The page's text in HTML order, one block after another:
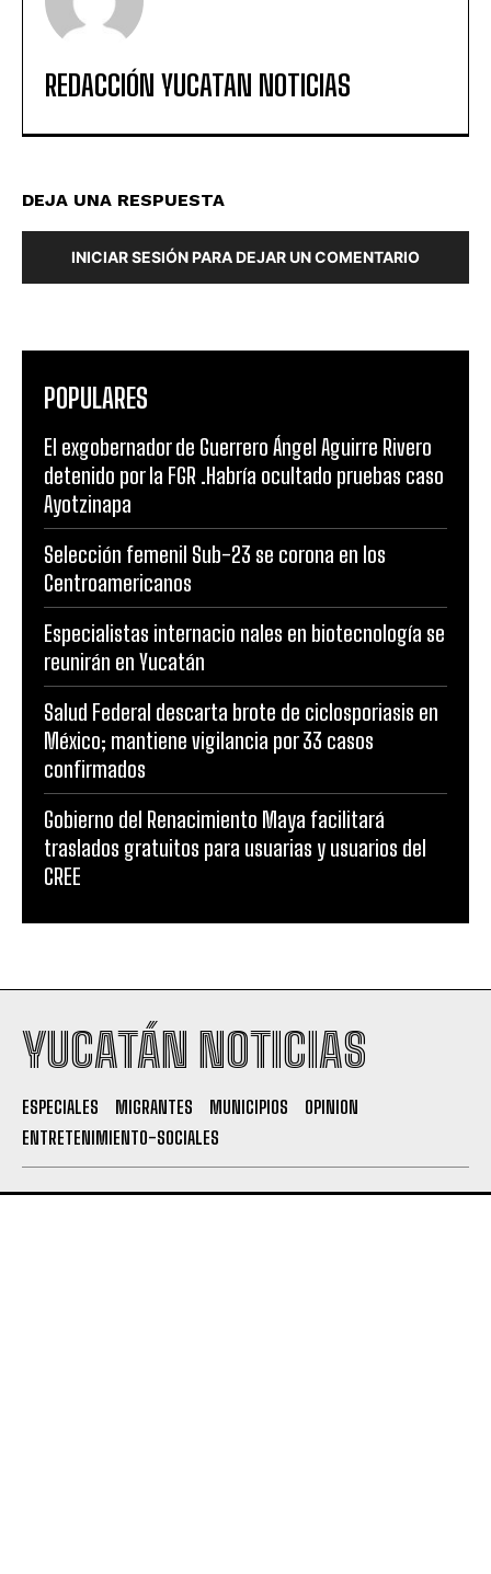
REDACCIÓN YUCATAN NOTICIAS
DEJA UNA RESPUESTA
INICIAR SESIÓN PARA DEJAR UN COMENTARIO
POPULARES
El exgobernador de Guerrero Ángel Aguirre Rivero
detenido por la FGR .Habría ocultado pruebas caso
Ayotzinapa
Selección femenil Sub-23 se corona en los
Centroamericanos
Especialistas internacio nales en biotecnología se
reunirán en Yucatán
Salud Federal descarta brote de ciclosporiasis en
México; mantiene vigilancia por 33 casos
confirmados
Gobierno del Renacimiento Maya facilitará
traslados gratuitos para usuarias y usuarios del
CREE
YUCATÁN NOTICIAS
ESPECIALES MIGRANTES MUNICIPIOS
OPINION
ENTRETENIMIENTO-SOCIALES